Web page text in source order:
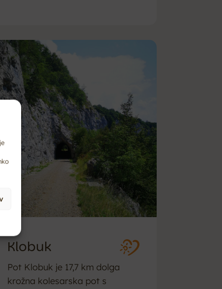
Klobuk
Pot Klobuk je 17,7 km dolga
krožna kolesarska pot s